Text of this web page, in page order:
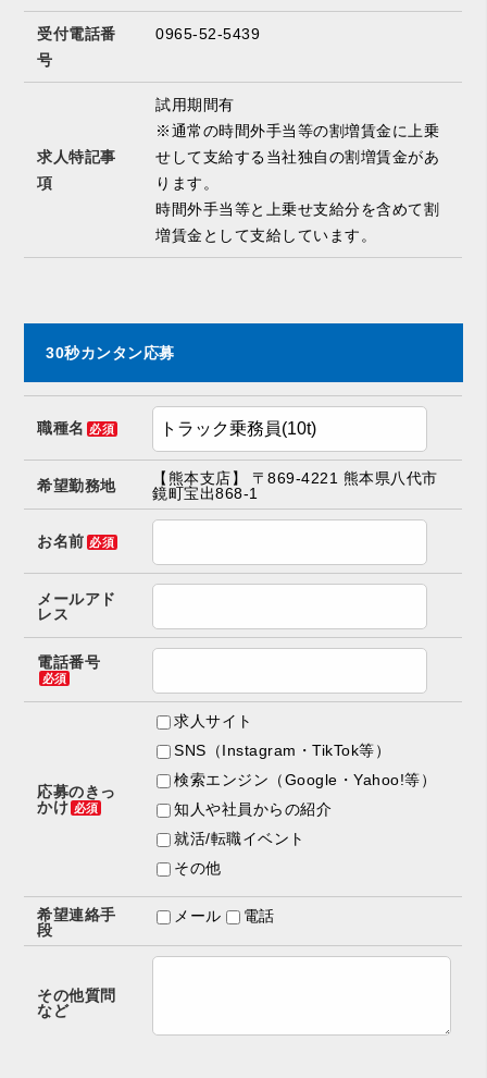
受付電話番
号
0965-52-5439
求人特記事
項
試用期間有
※通常の時間外手当等の割増賃金に上乗
せして支給する当社独自の割増賃金があ
ります。
時間外手当等と上乗せ支給分を含めて割
増賃金として支給しています。
30秒カンタン応募
職種名 必須
希望勤務地
【熊本支店】 〒869-4221 熊本県八代市
鏡町宝出868-1
お名前 必須
メールアド
レス
電話番号
必須
応募のきっ
かけ 必須
求人サイト
SNS（Instagram・TikTok等）
検索エンジン（Google・Yahoo!等）
知人や社員からの紹介
就活/転職イベント
その他
希望連絡手
段
メール 電話
その他質問
など